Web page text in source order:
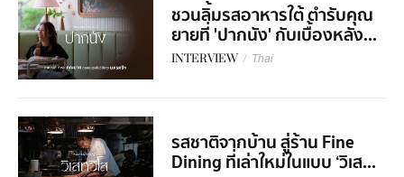
ชวนลิ้มรสอาหารใต้ ตำรับคุณ
ยายที่ 'ปากนัง' กับเบื้องหลัง...
INTERVIEW / Thai
รสชาติจากบ้าน สู่ร้าน Fine
Dining ที่เล่าใหม่ในแบบ ‘วิเส...